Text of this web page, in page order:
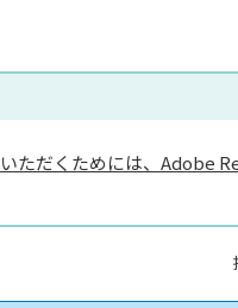
ただくためには、Adobe